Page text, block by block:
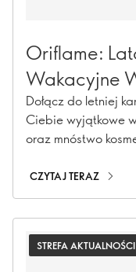
Oriflame:
Wakacyjne
Dołącz do letniej
Ciebie wyjątkowe
oraz mnóstwo
CZYTAJ TERAZ
STREFA AKTUALNOŚCI